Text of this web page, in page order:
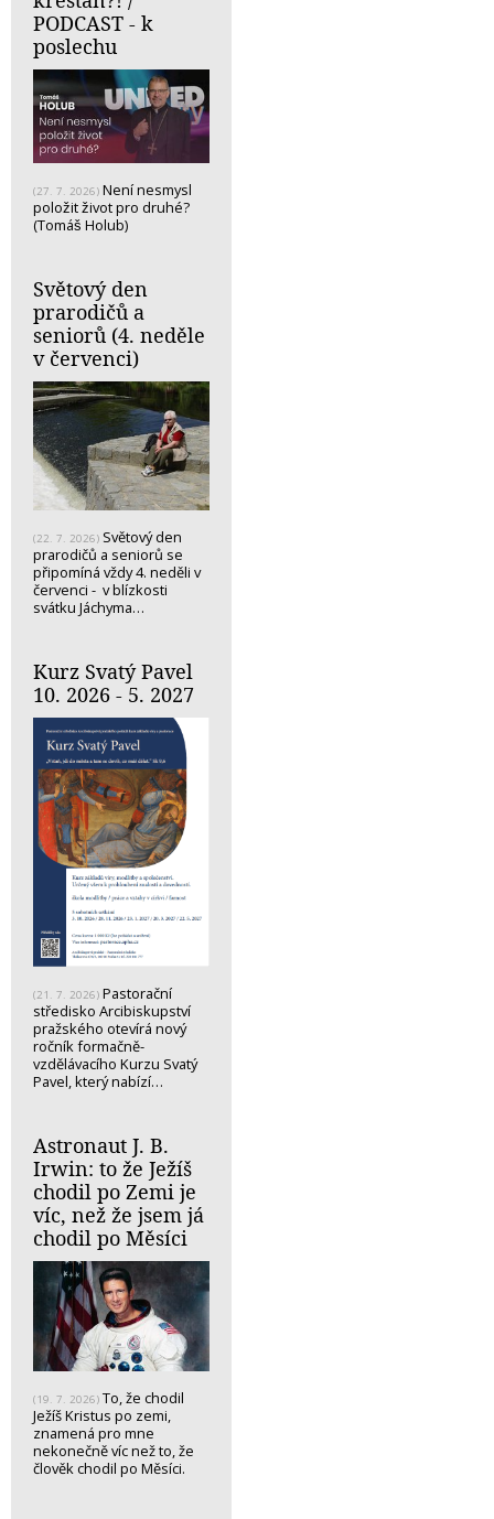
PODCAST - k
poslechu
(27. 7. 2026) Není nesmysl
položit život pro druhé?
(Tomáš Holub)
Světový den
prarodičů a
seniorů (4. neděle
v červenci)
(22. 7. 2026) Světový den
prarodičů a seniorů se
připomíná vždy 4. neděli v
červenci - v blízkosti
svátku Jáchyma…
Kurz Svatý Pavel
10. 2026 - 5. 2027
(21. 7. 2026) Pastorační
středisko Arcibiskupství
pražského otevírá nový
ročník formačně-
vzdělávacího Kurzu Svatý
Pavel, který nabízí…
Astronaut J. B.
Irwin: to že Ježíš
chodil po Zemi je
víc, než že jsem já
chodil po Měsíci
(19. 7. 2026) To, že chodil
Ježíš Kristus po zemi,
znamená pro mne
nekonečně víc než to, že
člověk chodil po Měsíci.